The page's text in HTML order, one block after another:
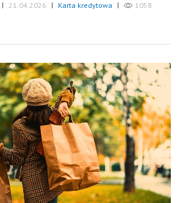
| 21.04.2026 | Karta kredytowa | 1058